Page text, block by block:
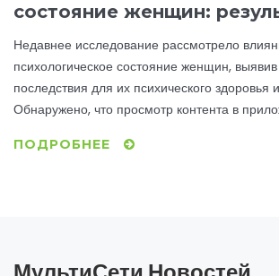
состояние женщин:
исследования
Недавнее исследование рассмотрело
психологическое состояние женщин,
последствия для их психического здоровья
Обнаружено, что просмотр контента в
неудовлетворенности своим телом.
ПОДРОБНЕЕ